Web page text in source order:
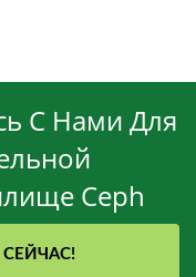
С Нами Для
Ceph